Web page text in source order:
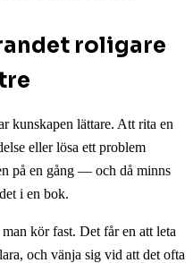
roligare
kunskapen lättare. Att rita en
eller lösa ett problem
på en gång — och då minns
i en bok.
kör fast. Det får en att leta
och vänja sig vid att det ofta